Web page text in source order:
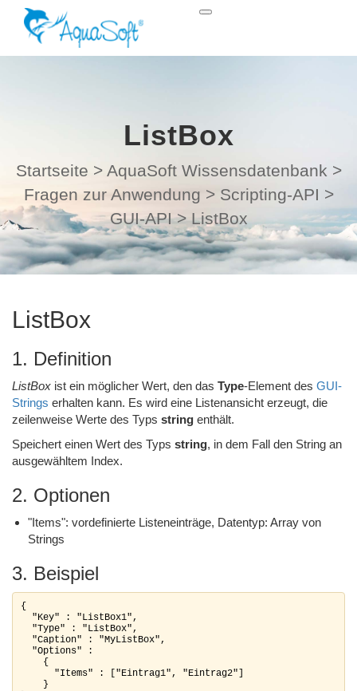
ListBox
Startseite > AquaSoft Wissensdatenbank >
Fragen zur Anwendung > Scripting-API >
GUI-API > ListBox
ListBox
1. Definition
ListBox ist ein möglicher Wert, den das Type-Element des GUI-
Strings erhalten kann. Es wird eine Listenansicht erzeugt, die
zeilenweise Werte des Typs string enthält.
Speichert einen Wert des Typs string, in dem Fall den String an
ausgewähltem Index.
2. Optionen
"Items": vordefinierte Listeneinträge, Datentyp: Array von
Strings
3. Beispiel
{
  "Key" : "ListBox1",
  "Type" : "ListBox",
  "Caption" : "MyListBox",
  "Options" :
    {
      "Items" : ["Eintrag1", "Eintrag2"]
    }